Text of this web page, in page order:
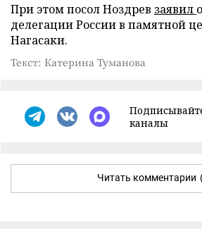
При этом посол Ноздрев заявил
делегации России в памятной
Нагасаки.
Текст: Катерина Туманова
каналы
Читать комментарии